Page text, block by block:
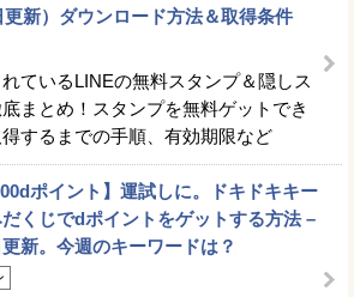
更新）ダウンロード方法＆取得条件
ているLINEの無料スタンプ＆隠しス
まとめ！スタンプを無料ゲットでき
するまでの手順、有効期限など
ポイント】運試しに。ドキドキキー
くじでdポイントをゲットする方法 –
新。今週のキーワードは？